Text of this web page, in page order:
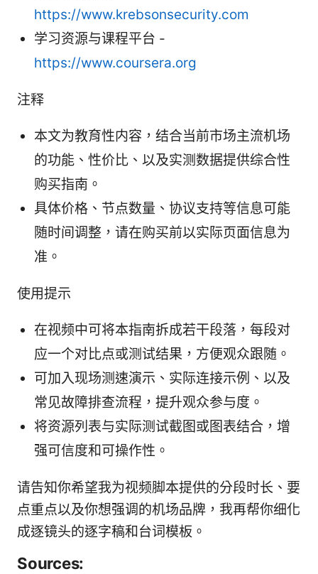
https://www.krebsonsecurity.com
学习资源与课程平台 -
https://www.coursera.org
注释
本文为教育性内容，结合当前市场主流机场
的功能、性价比、以及实测数据提供综合性
购买指南。
具体价格、节点数量、协议支持等信息可能
随时间调整，请在购买前以实际页面信息为
准。
使用提示
在视频中可将本指南拆成若干段落，每段对
应一个对比点或测试结果，方便观众跟随。
可加入现场测速演示、实际连接示例、以及
常见故障排查流程，提升观众参与度。
将资源列表与实际测试截图或图表结合，增
强可信度和可操作性。
请告知你希望我为视频脚本提供的分段时长、要
点重点以及你想强调的机场品牌，我再帮你细化
成逐镜头的逐字稿和台词模板。
Sources: